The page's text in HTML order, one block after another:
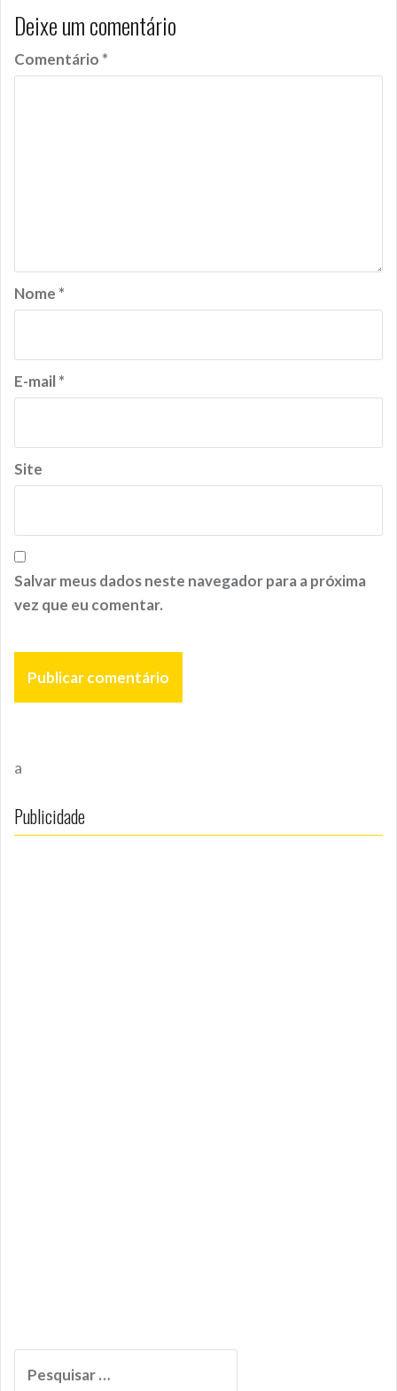
Deixe um comentário
Comentário *
Nome *
E-mail*
Site
Salvar meus dados neste navegador para a próxima
vez que eu comentar.
a
Publicidade
por: